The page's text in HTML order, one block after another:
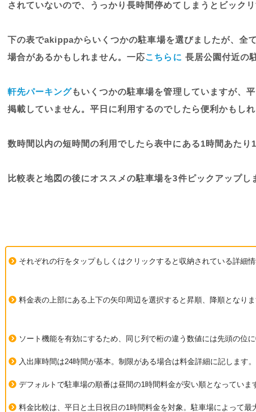
されていないので、うっかり長時間停めてしまうとビック
下の表でakippaからいくつかの駐車場を選びましたが、全
場合があるかもしれません。一応こちらに 長居公園付近の
軒先パーキングもいくつかの駐車場を管理していますが、
掲載していません。平日に利用するのでしたら便利かもしれ
数時間以内の短時間の利用でしたら表中にある1時間あたり
比較表と地図の後にオススメの駐車場を3件ピックアップし
それぞれの行をタップもしくはクリックすると収納されている詳細情
料金表の上部にある上下の矢印周辺を選択すると昇順、降順となりま
ソート機能を有効にするため、同じ列で桁の違う数値には先頭の位
入出庫時間は24時間が基本。制限がある場合は料金詳細に記します。
デフォルトで駐車場の順番は昼間の1時間料金が安い順となっていま
料金比較は、平日と土日祝日の1時間料金を対象。駐車場によって